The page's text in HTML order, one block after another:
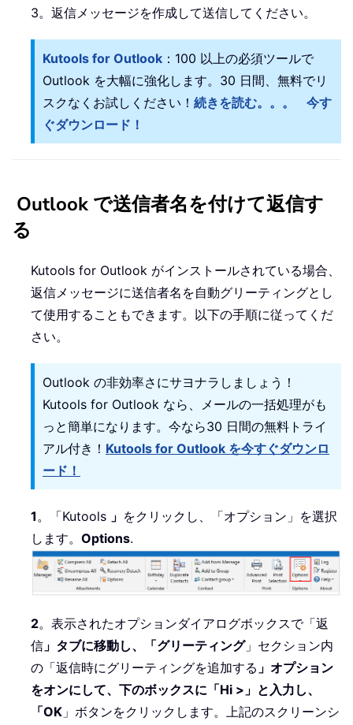
3。返信メッセージを作成して送信してください。
Kutools for Outlook ：100 以上の必須ツールで
Outlook を大幅に強化します。30 日間、無料でリ
スクなくお試しください！ 続きを読む。。。
今す
ぐダウンロード！
Outlook で送信者名を付けて返信す
る
Kutools for Outlook がインストールされている場合、
返信メッセージに送信者名を自動グリーティングとし
て使用することもできます。以下の手順に従ってくだ
さい。
Outlook の非効率さにサヨナラしましょう！
Kutools for Outlook なら、メールの一括処理がも
っと簡単になります。今なら30 日間の無料トライ
アル付き！ Kutools for Outlook を今すぐダウンロ
ード！
1。「Kutools 」 をクリックし、「オプション」を選択
します。 Options.
2。表示されたオプションダイアログボックスで「返
信 」タブに移動し、「グリーティング」セクション内
の「返信時にグリーティングを追加する 」オプション
をオンにして、下のボックスに「Hi >」と入力し、
「OK 」ボタンをクリックします。上記のスクリーンシ